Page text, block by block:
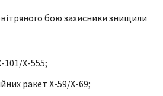
бою захисники знищили
101/Х-555;
ракет Х-59/Х-69;